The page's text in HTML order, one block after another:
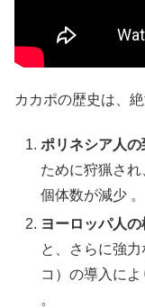
カカポの歴史は、
ポリネシア人
ために狩猟さ
個体数が減少 。
ヨーロッパ人の
と、さらに強
コ）の導入に
。